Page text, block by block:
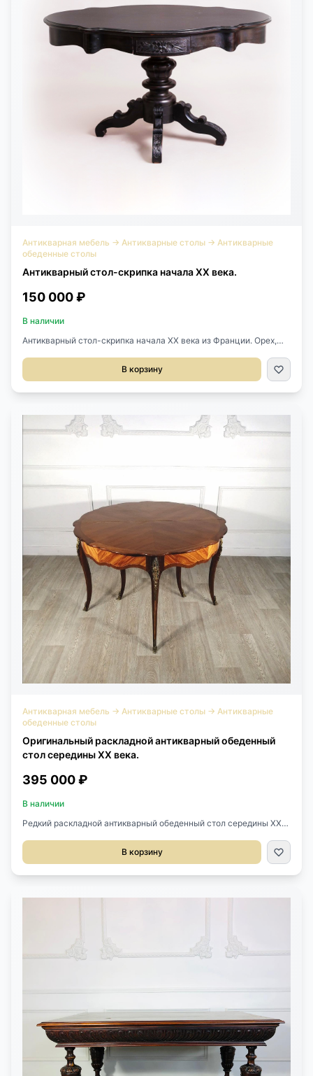
Антикварная мебель → Антикварные столы → Антикварные
обеденные столы
Антикварный стол-скрипка начала ХХ века.
150 000 ₽
В наличии
Антикварный стол-скрипка начала ХХ века из Франции. Орех,
128х75х82h см.
В корзину
Антикварная мебель → Антикварные столы → Антикварные
обеденные столы
Оригинальный раскладной антикварный обеденный
стол середины XX века.
395 000 ₽
В наличии
Редкий раскладной антикварный обеденный стол середины XX
Оригинальные бронзовые накладки. Может быть в трёх
вариантах: 1.Приставной полукруглый столик-консоль. Размер
57x112x74h см. 2.Круглый стол Размер 112x112x74h см.
3.Большой раскладной Размер 227x112x74h см.
В корзину